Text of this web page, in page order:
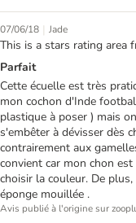
07/06/18 | Jade
This is a stars rating area
Parfait
Cette écuelle est très
mon cochon d'Inde
plastique à poser ) mais
s'embêter à dévisser dès
contrairement aux
convient car mon chon
choisir la couleur. De
éponge mouillée .
Avis publié à l'origine sur